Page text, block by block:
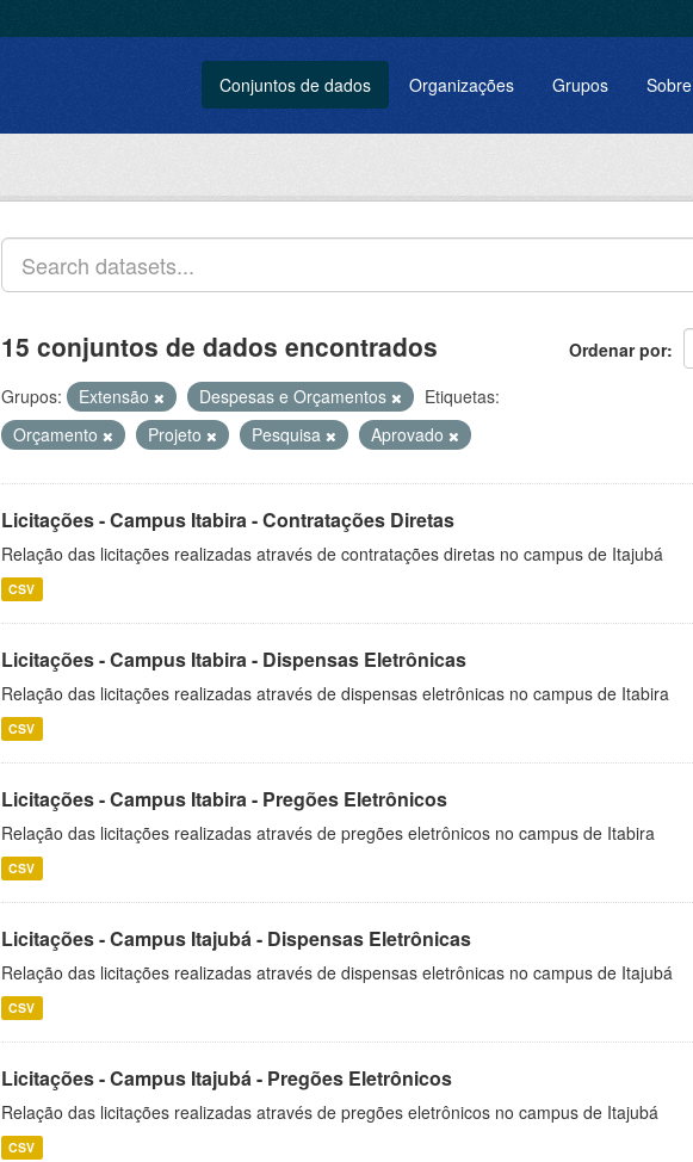
Conjuntos de dados Organizações Grupos Sobre
Ordenar por
15 conjuntos de dados encontrados
Grupos: Extensão Despesas e Orçamentos
Etiquetas:
Orçamento
Projeto Pesquisa Aprovado
Licitações - Campus Itabira - Contratações Diretas
Relação das licitações realizadas através de contratações diretas no campus de Itajubá
CSV
Licitações - Campus Itabira - Dispensas Eletrônicas
Relação das licitações realizadas através de dispensas eletrônicas no campus de Itabira
CSV
Licitações - Campus Itabira - Pregões Eletrônicos
Relação das licitações realizadas através de pregões eletrônicos no campus de Itabira
CSV
Licitações - Campus Itajubá - Dispensas Eletrônicas
Relação das licitações realizadas através de dispensas eletrônicas no campus de Itajubá
CSV
Licitações - Campus Itajubá - Pregões Eletrônicos
Relação das licitações realizadas através de pregões eletrônicos no campus de Itajubá
CSV